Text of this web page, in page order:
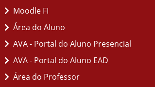
Moodle FI
Área do Aluno
AVA - Portal do Aluno Presencial
AVA - Portal do Aluno EAD
Área do Professor